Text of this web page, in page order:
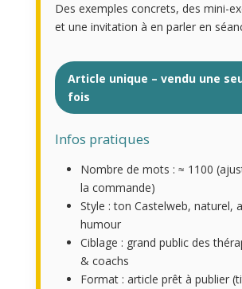
Des exemples concrets, des mini-
et une invitation à en parler en
Article unique – vendu une
fois
Infos pratiques
Nombre de mots : ≈ 1100
la commande)
Style : ton Castelweb, naturel,
humour
Ciblage : grand public des
& coachs
Format : article prêt à publier